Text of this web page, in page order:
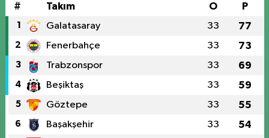
# Takım O P
1 Galatasaray 33 77
2 Fenerbahçe 33 73
3 Trabzonspor 33 69
4 Beşiktaş 33 59
5 Göztepe 33 55
6 Başakşehir 33 54